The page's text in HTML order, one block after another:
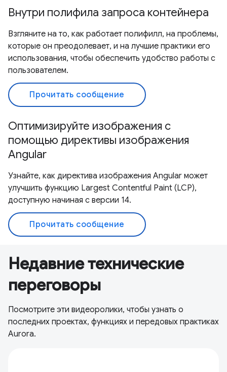
Внутри полифила запроса контейнера
Взгляните на то, как работает полифилл, на проблемы,
которые он преодолевает, и на лучшие практики его
использования, чтобы обеспечить удобство работы с
пользователем.
Прочитать сообщение
Оптимизируйте изображения с
помощью директивы изображения
Angular
Узнайте, как директива изображения Angular может
улучшить функцию Largest Contentful Paint (LCP),
доступную начиная с версии 14.
Прочитать сообщение
Недавние технические
переговоры
Посмотрите эти видеоролики, чтобы узнать о
последних проектах, функциях и передовых практиках
Aurora.